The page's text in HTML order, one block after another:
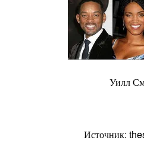
Уилл
Источник: